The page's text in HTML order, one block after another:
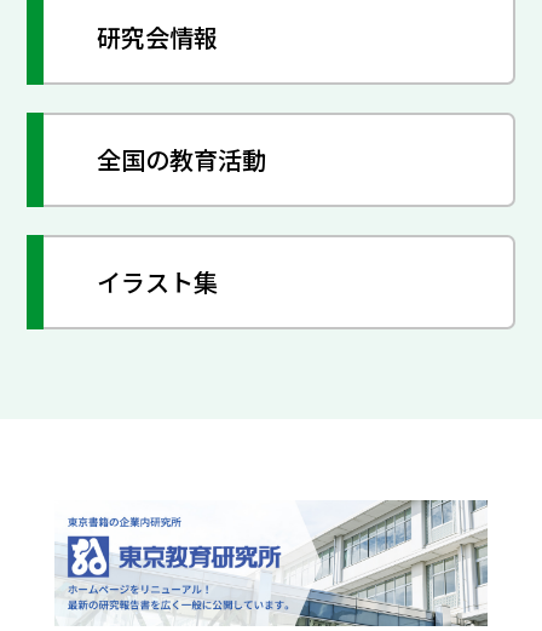
研究会情報
全国の教育活動
イラスト集